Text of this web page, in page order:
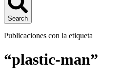
Search
Publicaciones con la etiqueta
“plastic-man”